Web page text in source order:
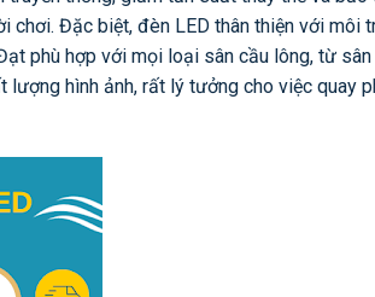
chơi. Đặc biệt, đèn LED thân thiện với môi
phù hợp với mọi loại sân cầu lông, từ
hình ảnh, rất lý tưởng cho việc quay